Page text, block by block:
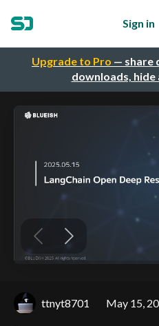
Upgrade to Pro — share
downloads, hide
Sign in
ttnyt8701 May 15,